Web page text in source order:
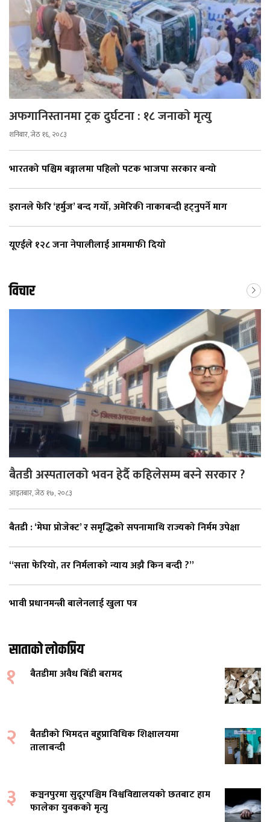
अफगानिस्तानमा ट्रक दुर्घटना : १८ जनाको मृत्यु
शनिबार, जेठ १६, २०८३
भारतको पश्चिम बङ्गालमा पहिलो पटक भाजपा सरकार बन्यो
इरानले फेरि ‘हर्मुज’ बन्द गर्यो, अमेरिकी नाकाबन्दी हट्नुपर्ने माग
यूएईले १२८ जना नेपालीलाई आममाफी दियाे
विचार
बैतडी अस्पतालको भवन हेर्दै कहिलेसम्म बस्ने सरकार ?
आइतबार, जेठ १७, २०८३
बैतडी : ‘मेघा प्रोजेक्ट’ र समृद्धिको सपनामाथि राज्यको निर्मम उपेक्षा
“सत्ता फेरियो, तर निर्मलाको न्याय अझै किन बन्दी ?”
भावी प्रधानमन्त्री बालेनलाई खुला पत्र
साताको लोकप्रिय
१ बैतडीमा अवैध बिँडी बरामद
२
बैतडीको भिमदत्त बहुप्राविधिक शिक्षालयमा
तालाबन्दी
३
कञ्चनपुरमा सुदूरपश्चिम विश्वविद्यालयको छतबाट हाम
फालेका युवकको मृत्यु